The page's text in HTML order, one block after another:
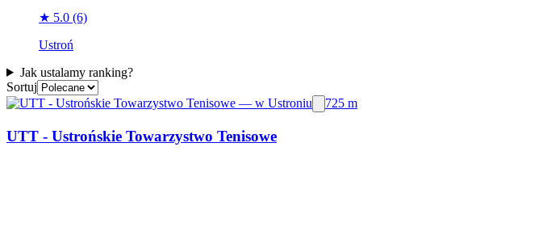
★ 5.0 (6)
Ustroń
Jak ustalamy ranking?
Sortuj
725 m
UTT - Ustrońskie Towarzystwo Tenisowe